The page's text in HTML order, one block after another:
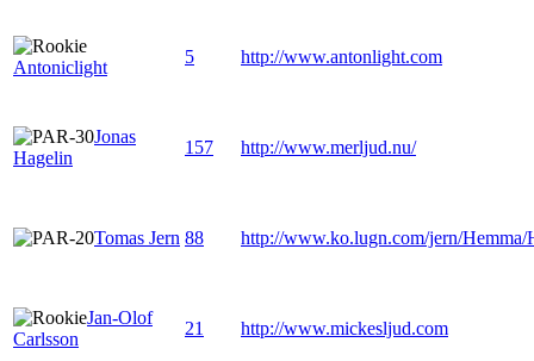
Antoniclight
5 http://www.antonlight.com
Jonas
Hagelin
157 http://www.merljud.nu/
Tomas Jern 88 http://www.ko.lugn.com/jern/Hemma/
Jan-Olof
Carlsson
21 http://www.mickesljud.com